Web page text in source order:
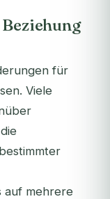
für
Viele
auf mehrere